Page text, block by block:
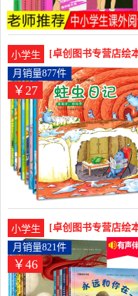
小学生
[卓创图书专营店绘
幼儿的绘本大班月
￥27
月销量877件
小学生
[卓创图书专营店绘
大憨熊绘本故事月
￥46
月销量821件